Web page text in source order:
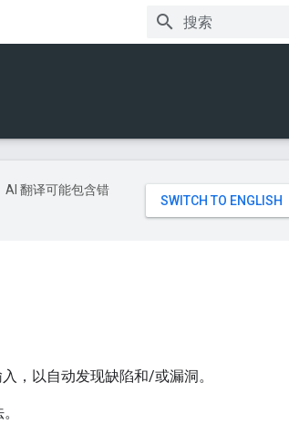
AI 翻译可能包含错
，以自动发现缺陷和/或漏洞。